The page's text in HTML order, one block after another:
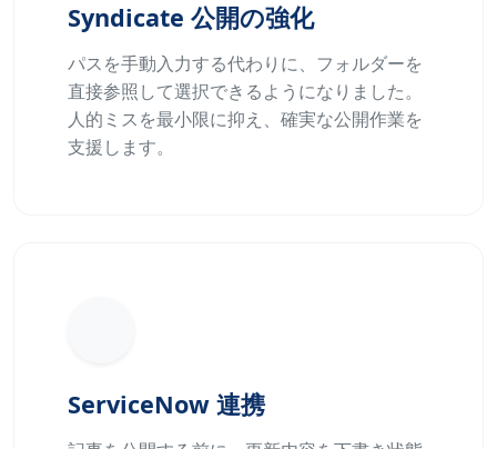
Syndicate 公開の強化
パスを手動入力する代わりに、フォルダーを
直接参照して選択できるようになりました。
人的ミスを最小限に抑え、確実な公開作業を
支援します。
ServiceNow 連携